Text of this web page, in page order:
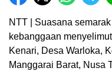
NTT | Suasana
kebanggaan
Kenari, Desa Warloka,
Manggarai Barat, Nusa